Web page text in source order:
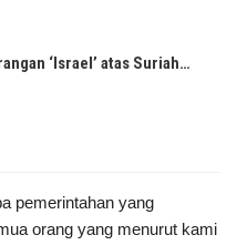
‘Israel’ atas Suriah…
pemerintahan yang
orang yang menurut kami